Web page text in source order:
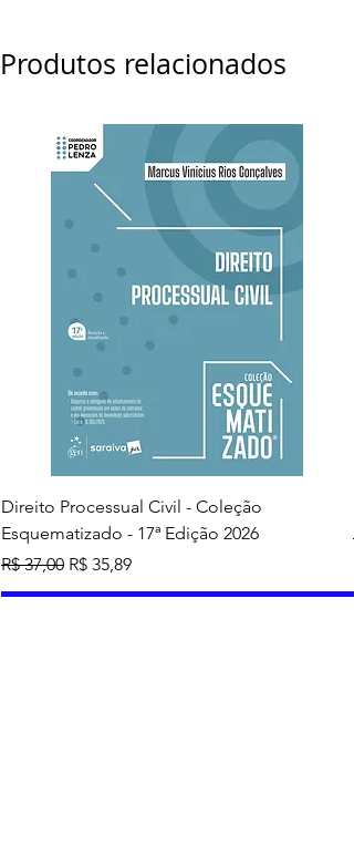
Produtos relacionados
Direito Processual Civil - Coleção
Esquematizado - 17ª Edição 2026
Preço normal
R$ 37,00 Preço promocional
R$ 35,89